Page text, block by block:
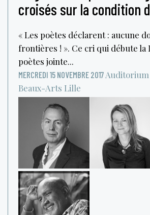
croisés sur la condition
« Les poètes déclarent : aucune
frontières ! ». Ce cri qui débute la
poètes jointe...
MERCREDI 15 NOVEMBRE 2017 Auditorium
Beaux-Arts Lille